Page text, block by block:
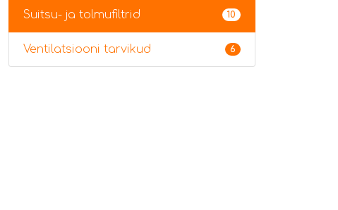
Suitsu- ja tolmufiltrid 10
Ventilatsiooni tarvikud 6